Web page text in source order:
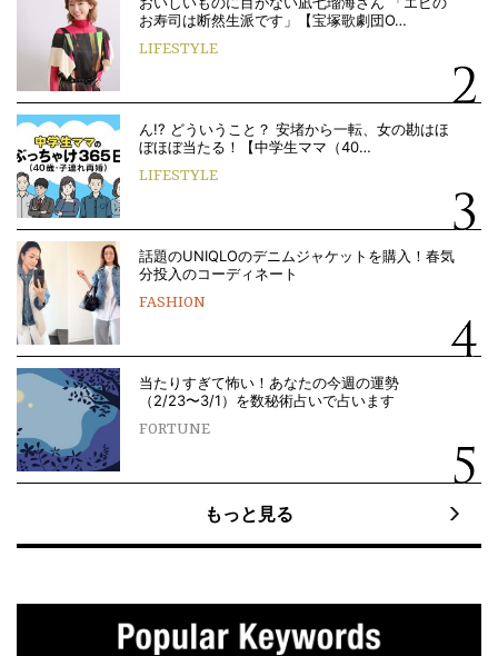
お寿司は断然生派です」【宝塚歌劇団O…
LIFESTYLE
ん!? どういうこと？ 安堵から一転、女の勘はほ
ぼほぼ当たる！【中学生ママ（40…
LIFESTYLE
話題のUNIQLOのデニムジャケットを購入！春気
分投入のコーディネート
FASHION
当たりすぎて怖い！あなたの今週の運勢
（2/23〜3/1）を数秘術占いで占います
FORTUNE
もっと見る